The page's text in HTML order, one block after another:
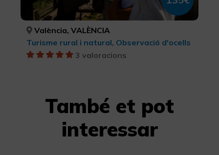
València, VALÈNCIA
Turisme rural i natural, Observació d'ocells
3 valoracions
També et pot
interessar